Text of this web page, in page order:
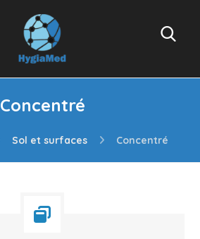
Concentré
Sol et surfaces Concentré